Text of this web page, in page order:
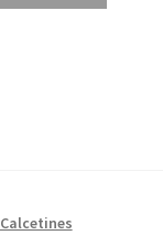
Calcetines